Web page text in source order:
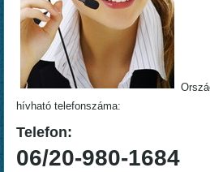
hívható telefonszáma:
Telefon:
06/20-980-1684